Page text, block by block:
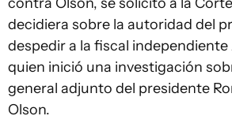
decidiera sobre la autoridad del
despedir a la fiscal
quien inició una investigación
general adjunto del presidente
Olson.